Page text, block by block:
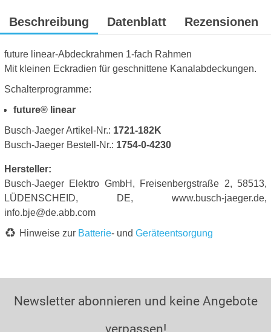
Beschreibung Datenblatt Rezensionen
future linear-Abdeckrahmen 1-fach Rahmen
Mit kleinen Eckradien für geschnittene Kanalabdeckungen.
Schalterprogramme:
future® linear
Busch-Jaeger Artikel-Nr.: 1721-182K
Busch-Jaeger Bestell-Nr.: 1754-0-4230
Hersteller:
Busch-Jaeger Elektro GmbH, Freisenbergstraße 2, 58513,
LÜDENSCHEID, DE, www.busch-jaeger.de,
info.bje@de.abb.com
Hinweise zur Batterie- und Geräteentsorgung
Newsletter abonnieren und keine Angebote
verpassen!